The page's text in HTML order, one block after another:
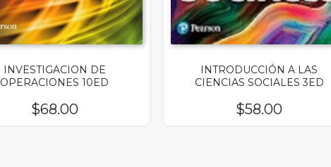
INVESTIGACION DE
OPERACIONES 10ED
$68.00
INTRODUCCIÓN A LAS
CIENCIAS SOCIALES 3ED
$58.00